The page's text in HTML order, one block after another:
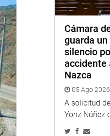
Cámara
guarda
silencio
accidente
Nazca
05 Ago 2026
A solicitud
Yonz Núñez